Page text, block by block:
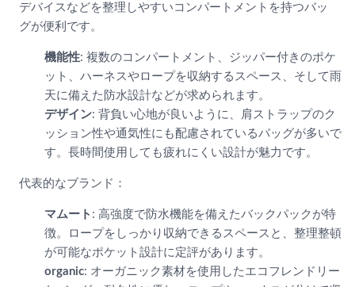
デバイスなどを整理しやすいコンパートメントを持つバッ
グが便利です。
機能性: 複数のコンパートメント、ジッパー付きのポケ
ット、ハーネスやロープを収納するスペース、そして雨
天に備えた防水設計などが求められます。
デザイン: 背負い心地が良いように、肩ストラップのク
ッション性や通気性にも配慮されているバッグが多いで
す。長時間使用しても疲れにくい設計が魅力です。
代表的なブランド：
マムート : 高強度で防水機能を備えたバックパックが特
徴。ロープをしっかり収納できるスペースと、整理整頓
が可能なポケット設計に定評があります。
organic: オーガニック素材を使用したエコフレンドリー